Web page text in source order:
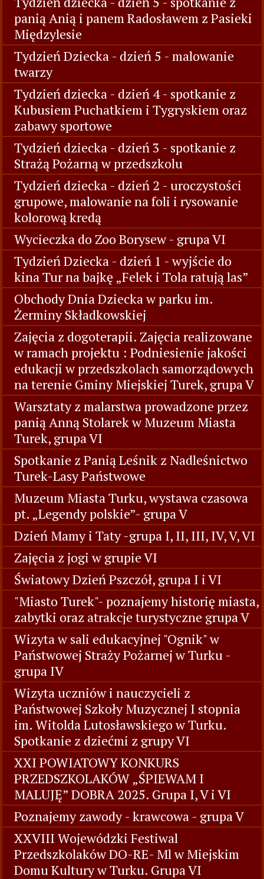
panią Anią i panem Radosławem z Pasieki
Międzylesie
Tydzień Dziecka - dzień 5 - malowanie
twarzy
Tydzień dziecka - dzień 4 - spotkanie z
Kubusiem Puchatkiem i Tygryskiem oraz
zabawy sportowe
Tydzień dziecka - dzień 3 - spotkanie z
Strażą Pożarną w przedszkolu
Tydzień dziecka - dzień 2 - uroczystości
grupowe, malowanie na foli i rysowanie
kolorową kredą
Wycieczka do Zoo Borysew - grupa VI
Tydzień Dziecka - dzień 1 - wyjście do
kina Tur na bajkę „Felek i Tola ratują las”
Obchody Dnia Dziecka w parku im.
Żerminy Składkowskiej
Zajęcia z dogoterapii. Zajęcia realizowane
w ramach projektu : Podniesienie jakości
edukacji w przedszkolach samorządowych
na terenie Gminy Miejskiej Turek, grupa V
Warsztaty z malarstwa prowadzone przez
panią Anną Stolarek w Muzeum Miasta
Turek, grupa VI
Spotkanie z Panią Leśnik z Nadleśnictwo
Turek-Lasy Państwowe
Muzeum Miasta Turku, wystawa czasowa
pt. „Legendy polskie”- grupa V
Dzień Mamy i Taty -grupa I, II, III, IV, V, VI
Zajęcia z jogi w grupie VI
Światowy Dzień Pszczół, grupa I i VI
"Miasto Turek"- poznajemy historię miasta,
zabytki oraz atrakcje turystyczne grupa V
Wizyta w sali edukacyjnej "Ognik" w
Państwowej Straży Pożarnej w Turku -
grupa IV
Wizyta uczniów i nauczycieli z
Państwowej Szkoły Muzycznej I stopnia
im. Witolda Lutosławskiego w Turku.
Spotkanie z dziećmi z grupy VI
XXI POWIATOWY KONKURS
PRZEDSZKOLAKÓW „ŚPIEWAM I
MALUJĘ” DOBRA 2025. Grupa I, V i VI
Poznajemy zawody - krawcowa - grupa V
XXVIII Wojewódzki Festiwal
Przedszkolaków DO-RE- Ml w Miejskim
Domu Kultury w Turku. Grupa VI